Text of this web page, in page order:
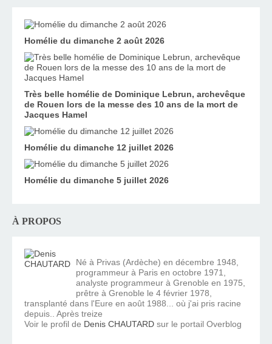
Homélie du dimanche 2 août 2026
Très belle homélie de Dominique Lebrun, archevêque
de Rouen lors de la messe des 10 ans de la mort de
Jacques Hamel
Homélie du dimanche 12 juillet 2026
Homélie du dimanche 5 juillet 2026
À PROPOS
Né à Privas (Ardèche) en décembre 1948,
programmeur à Paris en octobre 1971,
analyste programmeur à Grenoble en 1975,
prêtre à Grenoble le 4 février 1978,
transplanté dans l'Eure en août 1988... où j'ai pris racine
depuis.. Après treize
Voir le profil de Denis CHAUTARD sur le portail Overblog